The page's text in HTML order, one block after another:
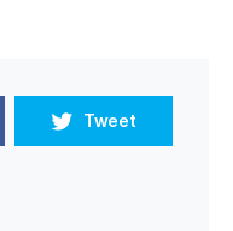
Tweet